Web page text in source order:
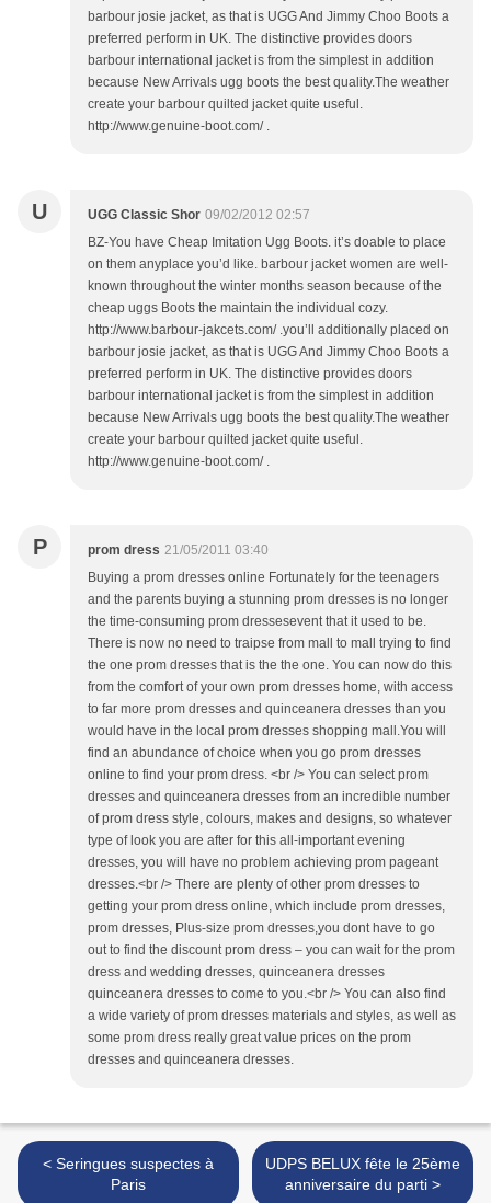
barbour josie jacket, as that is UGG And Jimmy Choo Boots a
preferred perform in UK. The distinctive provides doors
barbour international jacket is from the simplest in addition
because New Arrivals ugg boots the best quality.The weather
create your barbour quilted jacket quite useful.
http://www.genuine-boot.com/ .
U UGG Classic Shor 09/02/2012 02:57
BZ-You have Cheap Imitation Ugg Boots. it’s doable to place
on them anyplace you’d like. barbour jacket women are well-
known throughout the winter months season because of the
cheap uggs Boots the maintain the individual cozy.
http://www.barbour-jakcets.com/ .you’ll additionally placed on
barbour josie jacket, as that is UGG And Jimmy Choo Boots a
preferred perform in UK. The distinctive provides doors
barbour international jacket is from the simplest in addition
because New Arrivals ugg boots the best quality.The weather
create your barbour quilted jacket quite useful.
http://www.genuine-boot.com/ .
P prom dress 21/05/2011 03:40
Buying a prom dresses online Fortunately for the teenagers
and the parents buying a stunning prom dresses is no longer
the time-consuming prom dressesevent that it used to be.
There is now no need to traipse from mall to mall trying to find
the one prom dresses that is the the one. You can now do this
from the comfort of your own prom dresses home, with access
to far more prom dresses and quinceanera dresses than you
would have in the local prom dresses shopping mall.You will
find an abundance of choice when you go prom dresses
online to find your prom dress. <br /> You can select prom
dresses and quinceanera dresses from an incredible number
of prom dress style, colours, makes and designs, so whatever
type of look you are after for this all-important evening
dresses, you will have no problem achieving prom pageant
dresses.<br /> There are plenty of other prom dresses to
getting your prom dress online, which include prom dresses,
prom dresses, Plus-size prom dresses,you dont have to go
out to find the discount prom dress – you can wait for the prom
dress and wedding dresses, quinceanera dresses
quinceanera dresses to come to you.<br /> You can also find
a wide variety of prom dresses materials and styles, as well as
some prom dress really great value prices on the prom
dresses and quinceanera dresses.
< Seringues suspectes à
Paris
UDPS BELUX fête le 25ème
anniversaire du parti >